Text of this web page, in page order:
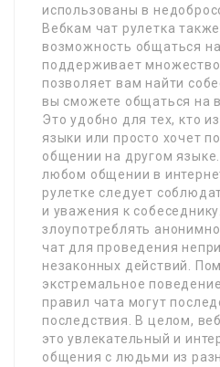
использованы в
Вебкам чат рулетка
возможность общаться
поддерживает множество
позволяет вам найти
вы сможете общаться на
Это удобно для тех, кто
языки или просто хочет
общении на другом
любом общении в
рулетке следует
и уважения к
злоупотреблять
чат для проведения
незаконных действий.
экстремальное
правил чата могут
последствия. В целом,
это увлекательный и
общения с людьми из